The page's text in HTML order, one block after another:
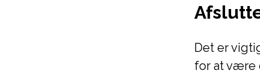
Det er
for at være